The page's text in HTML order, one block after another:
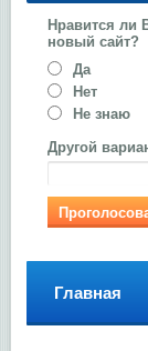
Нравится ли
новый сайт?
Да
Нет
Не знаю
Другой
Главная